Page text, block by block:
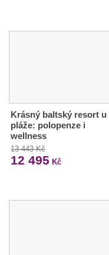
Krásný baltský resort u
pláže: polopenze i
wellness
13 443 Kč
12 495 Kč